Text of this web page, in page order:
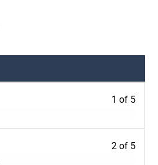
1 of 5
2 of 5